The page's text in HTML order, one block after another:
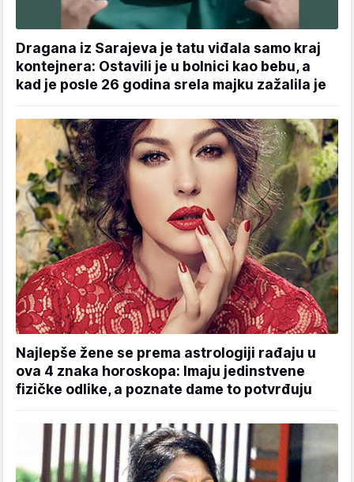
Dragana iz Sarajeva je tatu viđala samo kraj
kontejnera: Ostavili je u bolnici kao bebu, a
kad je posle 26 godina srela majku zažalila je
Najlepše žene se prema astrologiji rađaju u
ova 4 znaka horoskopa: Imaju jedinstvene
fizičke odlike, a poznate dame to potvrđuju